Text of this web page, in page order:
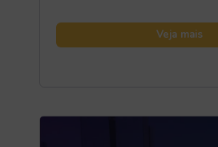
Veja mais